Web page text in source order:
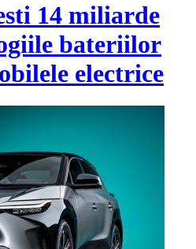
14 miliarde
bateriilor
electrice